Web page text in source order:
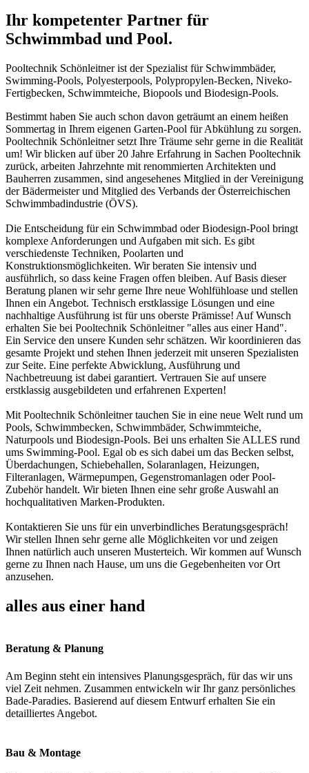
Ihr kompetenter Partner für
Schwimmbad und Pool.
Pooltechnik Schönleitner ist der Spezialist für Schwimmbäder,
Swimming-Pools, Polyesterpools, Polypropylen-Becken, Niveko-
Fertigbecken, Schwimmteiche, Biopools und Biodesign-Pools.
Bestimmt haben Sie auch schon davon geträumt an einem heißen
Sommertag in Ihrem eigenen Garten-Pool für Abkühlung zu sorgen.
Pooltechnik Schönleitner setzt Ihre Träume sehr gerne in die Realität
um! Wir blicken auf über 20 Jahre Erfahrung in Sachen Pooltechnik
zurück, arbeiten Jahrzehnte mit renommierten Architekten und
Bauherren zusammen, sind angesehenes Mitglied in der Vereinigung
der Bädermeister und Mitglied des Verbands der Österreichischen
Schwimmbadindustrie (ÖVS).
Die Entscheidung für ein Schwimmbad oder Biodesign-Pool bringt
komplexe Anforderungen und Aufgaben mit sich. Es gibt
verschiedenste Techniken, Poolarten und
Konstruktionsmöglichkeiten. Wir beraten Sie intensiv und
ausführlich, so dass keine Fragen offen bleiben. Auf Basis dieser
Beratung planen wir sehr gerne Ihre neue Wohlfühloase und stellen
Ihnen ein Angebot. Technisch erstklassige Lösungen und eine
nachhaltige Ausführung ist für uns oberste Prämisse! Auf Wunsch
erhalten Sie bei Pooltechnik Schönleitner "alles aus einer Hand".
Ein Service den unsere Kunden sehr schätzen. Wir koordinieren das
gesamte Projekt und stehen Ihnen jederzeit mit unseren Spezialisten
zur Seite. Eine perfekte Abwicklung, Ausführung und
Nachbetreuung ist dabei garantiert. Vertrauen Sie auf unsere
erstklassig ausgebildeten und erfahrenen Experten!
Mit Pooltechnik Schönleitner tauchen Sie in eine neue Welt rund um
Pools, Schwimmbecken, Schwimmbäder, Schwimmteiche,
Naturpools und Biodesign-Pools. Bei uns erhalten Sie ALLES rund
ums Swimming-Pool. Egal ob es sich dabei um das Becken selbst,
Überdachungen, Schiebehallen, Solaranlagen, Heizungen,
Filteranlagen, Wärmepumpen, Gegenstromanlagen oder Pool-
Zubehör handelt. Wir bieten Ihnen eine sehr große Auswahl an
hochqualitativen Marken-Produkten.
Kontaktieren Sie uns für ein unverbindliches Beratungsgespräch!
Wir stellen Ihnen sehr gerne alle Möglichkeiten vor und zeigen
Ihnen natürlich auch unseren Musterteich. Wir kommen auf Wunsch
gerne zu Ihnen nach Hause, um uns die Gegebenheiten vor Ort
anzusehen.
alles aus einer hand
Beratung & Planung
Am Beginn steht ein intensives Planungsgespräch, für das wir uns
viel Zeit nehmen. Zusammen entwickeln wir Ihr ganz persönliches
Bade-Paradies. Basierend auf diesem Entwurf erhalten Sie ein
detailliertes Angebot.
Bau & Montage